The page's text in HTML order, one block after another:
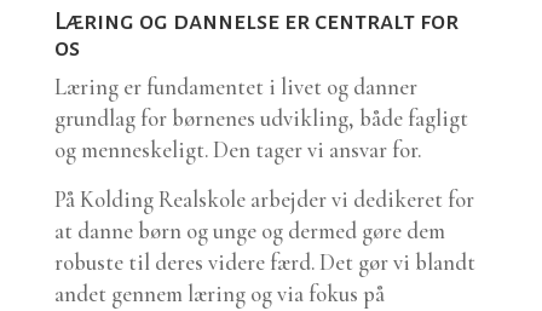
Læring og dannelse er centralt for
os
Læring er fundamentet i livet og danner
grundlag for børnenes udvikling, både fagligt
og menneskeligt. Den tager vi ansvar for.
På Kolding Realskole arbejder vi dedikeret for
at danne børn og unge og dermed gøre dem
robuste til deres videre færd. Det gør vi blandt
andet gennem læring og via fokus på